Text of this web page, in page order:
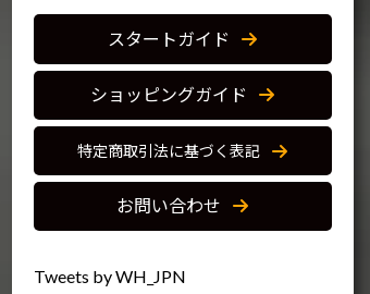
スタートガイド
ショッピングガイド
特定商取引法に基づく表記
お問い合わせ
Tweets by WH_JPN